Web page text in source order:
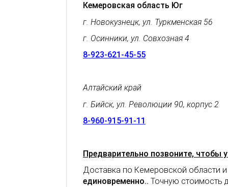
Кемеровская область Юг
г. Новокузнецк, ул. Туркменская 56
г. Осинники, ул. Совхозная 4
8-923-621-45-55
Алтайский край
г. Бийск, ул. Революции 90, корпус 2
8-960-915-91-11
Предварительно позвоните, чтобы
Доставка по Кемеровской области
единовременно.. Точную стоимость